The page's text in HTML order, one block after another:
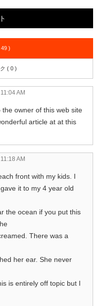
)
( 0 )
AM
owner of this web site
article at at this
AM
front with my kids. I
it to my 4 year old
the ocean if you put this
There was a
her ear. She never
is entirely off topic but I